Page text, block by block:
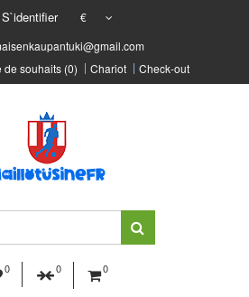
S`identifier
€
de souhaits (0) Chariot Check-out
0 0 0